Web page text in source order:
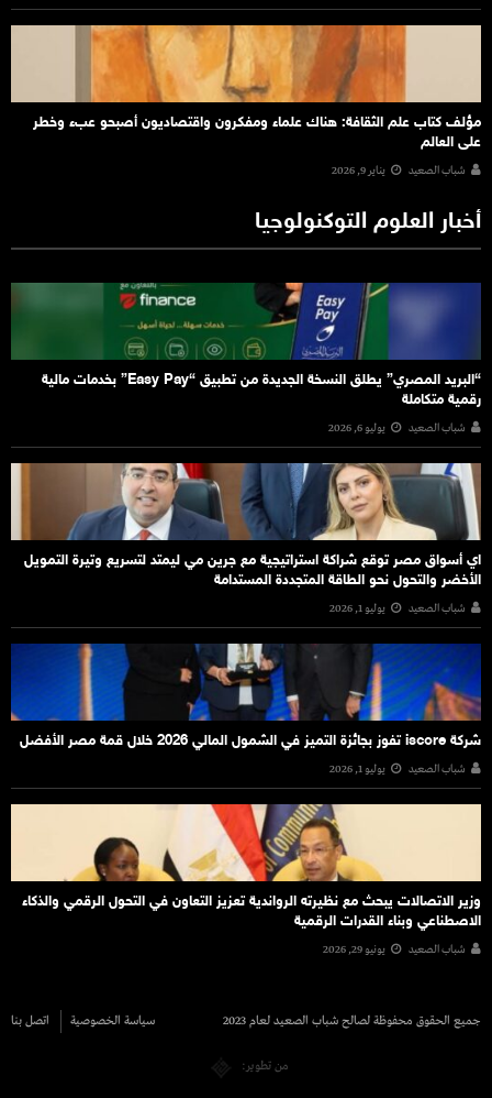
مؤلف كتاب علم الثقافة: هناك علماء ومفكرون واقتصاديون أصبحو عبء وخطر
على العالم
شباب الصعيد يناير 9, 2026
أخبار العلوم التوكنولوجيا
“البريد المصري” يطلق النسخة الجديدة من تطبيق “Easy Pay” بخدمات مالية
رقمية متكاملة
شباب الصعيد يوليو 6, 2026
اي أسواق مصر توقع شراكة استراتيجية مع جرين مي ليمتد لتسريع وتيرة التمويل
الأخضر والتحول نحو الطاقة المتجددة المستدامة
شباب الصعيد يوليو 1, 2026
شركة iscore تفوز بجائزة التميز في الشمول المالي 2026 خلال قمة مصر الأفضل
شباب الصعيد يوليو 1, 2026
وزير الاتصالات يبحث مع نظيرته الرواندية تعزيز التعاون في التحول الرقمي والذكاء
الاصطناعي وبناء القدرات الرقمية
شباب الصعيد يونيو 29, 2026
جميع الحقوق محفوظة لصالح شباب الصعيد لعام 2023 سياسة الخصوصية اتصل بنا
من تطوير: